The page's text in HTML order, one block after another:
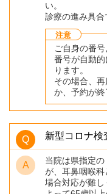
い。
診療の進み具合
注意
ご自身の番
番号が自動
ります。
その場合、
か、予約が終
新型コロナ検
当院は県指定
が、耳鼻咽喉
場合対応が難し